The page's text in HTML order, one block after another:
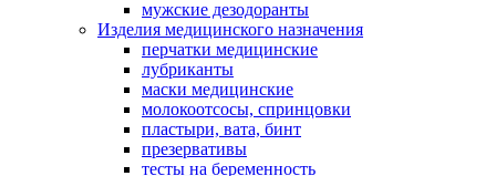
мужские дезодоранты
Изделия медицинского назначения
перчатки медицинские
лубриканты
маски медицинские
молокоотсосы, спринцовки
пластыри, вата, бинт
презервативы
тесты на беременность